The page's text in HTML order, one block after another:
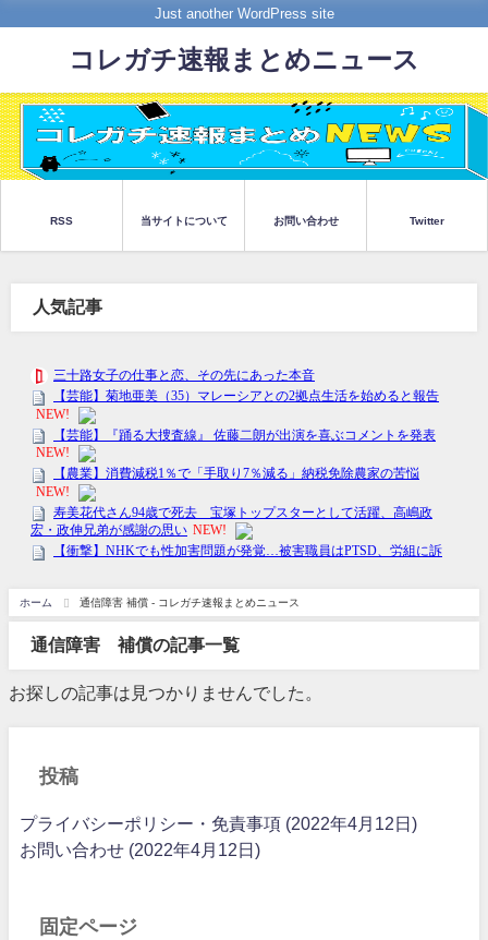
Just another WordPress site
コレガチ速報まとめニュース
RSS 当サイトについて お問い合わせ Twitter
人気記事
ホーム 通信障害 補償 - コレガチ速報まとめニュース
通信障害 補償の記事一覧
お探しの記事は見つかりませんでした。
投稿
プライバシーポリシー・免責事項 (2022年4月12日)
お問い合わせ (2022年4月12日)
固定ページ